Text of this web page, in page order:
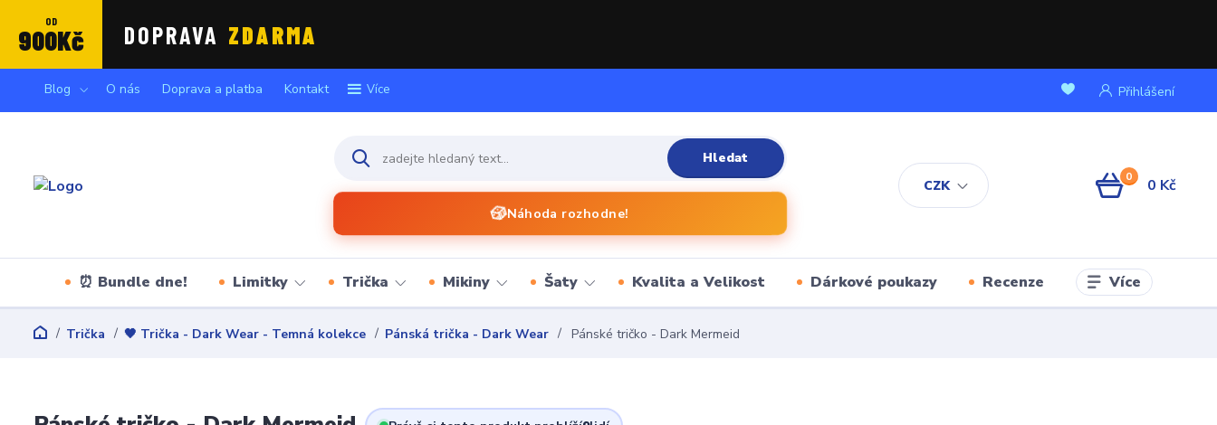
OD
900Kč DOPRAVA ZDARMA
Blog O nás Doprava a platba Kontakt Více
CZK
Přihlášení
Hledat
🎲Náhoda rozhodne!
0 0 Kč
⏰ Bundle dne! Limitky Trička Mikiny Šaty Kvalita a Velikost Dárkové poukazy Recenze Více
Trička 🖤 Trička - Dark Wear - Temná kolekce Pánská trička - Dark Wear Pánské tričko - Dark Mermeid